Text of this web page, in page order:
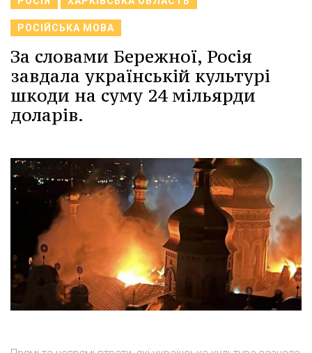
РОСІЙСЬКА МОВА
За словами Бережної, Росія
завдала українській культурі
шкоди на суму 24 мільярди
доларів.